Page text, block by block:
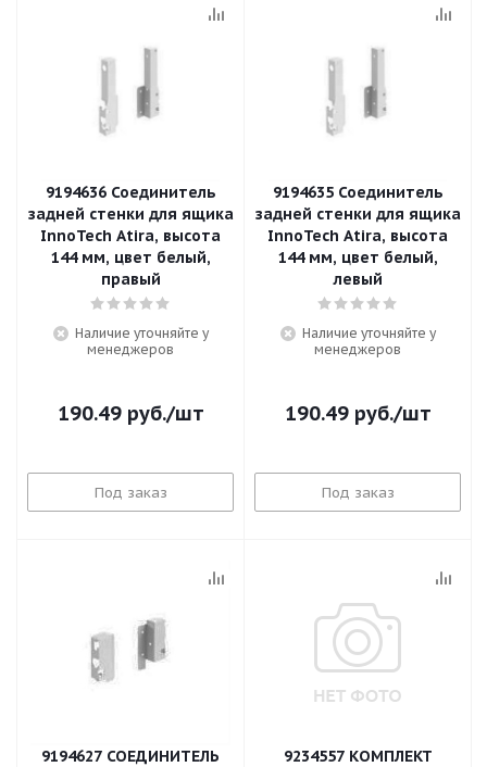
9194636 Соединитель
задней стенки для ящика
InnoTech Atira, высота
144 мм, цвет белый,
правый
Наличие уточняйте у
менеджеров
190.49руб./шт
Под заказ
9194635 Соединитель
задней стенки для ящика
InnoTech Atira, высота
144 мм, цвет белый,
левый
Наличие уточняйте у
менеджеров
190.49руб./шт
Под заказ
9194627 СОЕДИНИТЕЛЬ
9234557 КОМПЛЕКТ